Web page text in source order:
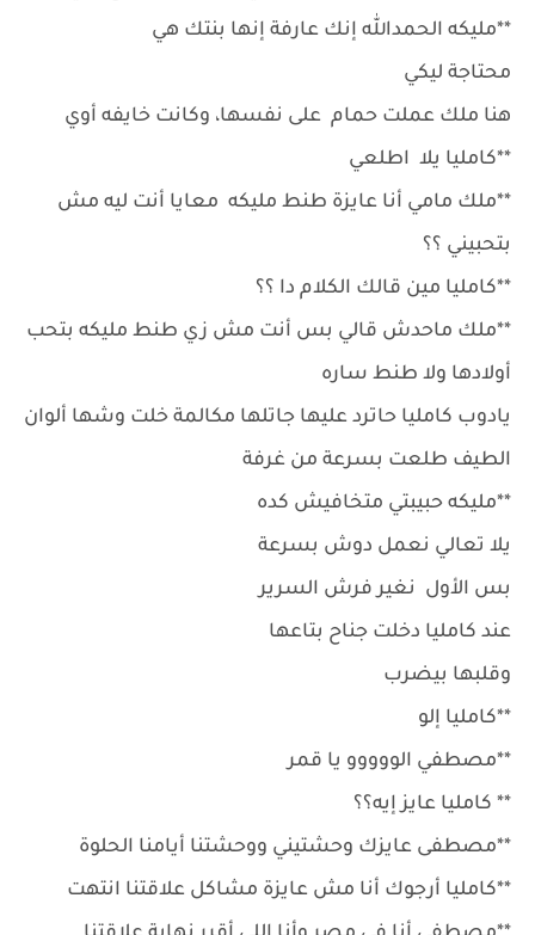
**مليكه الحمدالله إنك عارفة إنها بنتك هي
محتاجة ليكي
هنا ملك عملت حمام على نفسها، وكانت خايفه أوي
**كامليا يلا اطلعي
**ملك مامي أنا عايزة طنط مليكه معايا أنت ليه مش
بتحبيني ؟؟
**كامليا مين قالك الكلام دا ؟؟
**ملك ماحدش قالي بس أنت مش زي طنط مليكه بتحب
أولادها ولا طنط ساره
يادوب كامليا حاترد عليها جاتلها مكالمة خلت وشها ألوان
الطيف طلعت بسرعة من غرفة
**مليكه حبيبتي متخافيش كده
يلا تعالي نعمل دوش بسرعة
بس الأول نغير فرش السرير
عند كامليا دخلت جناح بتاعها
وقلبها بيضرب
**كامليا إلو
**مصطفي الووووو يا قمر
** كامليا عايز إيه؟؟
**مصطفى عايزك وحشتيني ووحشتنا أيامنا الحلوة
**كامليا أرجوك أنا مش عايزة مشاكل علاقتنا انتهت